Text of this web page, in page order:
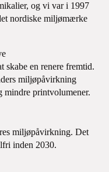
og vi var i 1997
nordiske miljømærke
skabe en renere fremtid.
miljøpåvirkning
mindre printvolumener.
miljøpåvirkning. Det
inden 2030.